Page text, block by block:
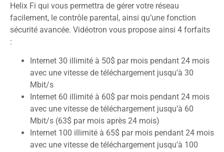
Helix Fi qui vous permettra de gérer votre réseau
facilement, le contrôle parental, ainsi qu’une fonction
sécurité avancée. Vidéotron vous propose ainsi 4 forfaits
:
Internet 30 illimité à 50$ par mois pendant 24 mois
avec une vitesse de téléchargement jusqu’à 30
Mbit/s
Internet 60 illimité à 60$ par mois pendant 24 mois
avec une vitesse de téléchargement jusqu’à 60
Mbit/s (63$ par mois après 24 mois)
Internet 100 illimité à 65$ par mois pendant 24 mois
avec une vitesse de téléchargement jusqu’à 100